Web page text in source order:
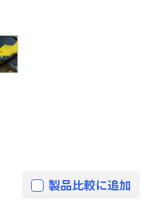
製品比較に追加